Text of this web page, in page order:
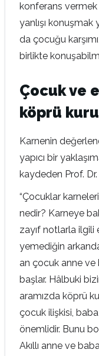
konferans vermek
yanlışı konuşmak
da çocuğu
birlikte
Çocuk ve
köprü
Karnenin
yapıcı bir
kaydeden Prof.
“Çocuklar
nedir? Karneye
zayıf notlarla ilgili
yemediğin
an çocuk anne ve
başlar. Hâlbuki
aramızda köprü
çocuk ilişkisi,
önemlidir. Bunu
Akıllı anne ve